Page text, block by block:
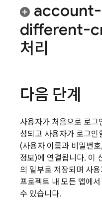
different-
처리
다음 단계
사용자가 처음으로 로그
성되고 사용자가 로그인
(사용자 이름과 비밀번
정보)에 연결됩니다. 이
의 일부로 저장되며 사
프로젝트 내 모든 앱에
수 있습니다.